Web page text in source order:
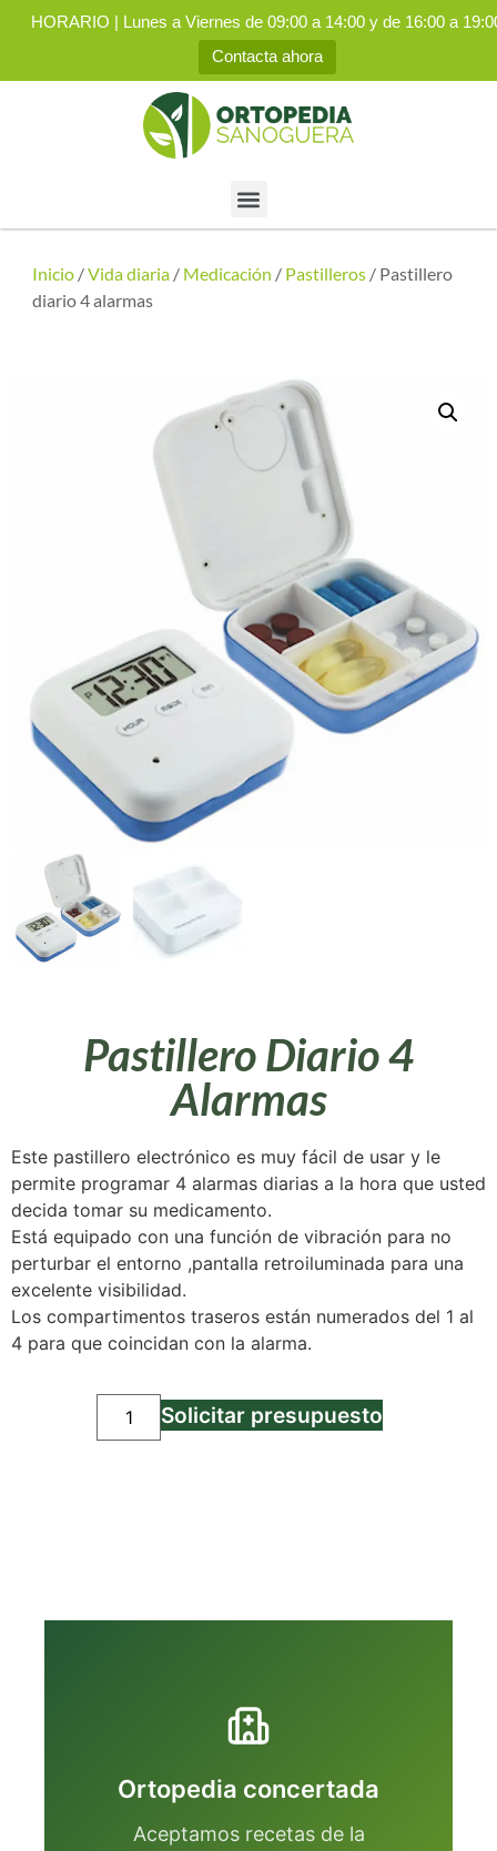
HORARIO | Lunes a Viernes de 09:00 a 14:00 y de 16:00 a
Contacta ahora
Inicio /Vida diaria / Medicación / Pastilleros / Pastillero
diario 4 alarmas
Pastillero Diario 4
Alarmas
Este pastillero electrónico es muy fácil de usar y le
permite programar 4 alarmas diarias a la hora que usted
decida tomar su medicamento.
Está equipado con una función de vibración para no
perturbar el entorno ,pantalla retroiluminada para una
excelente visibilidad.
Los compartimentos traseros están numerados del 1 al
4 para que coincidan con la alarma.
Solicitar presupuesto
Ortopedia concertada
Aceptamos recetas de la